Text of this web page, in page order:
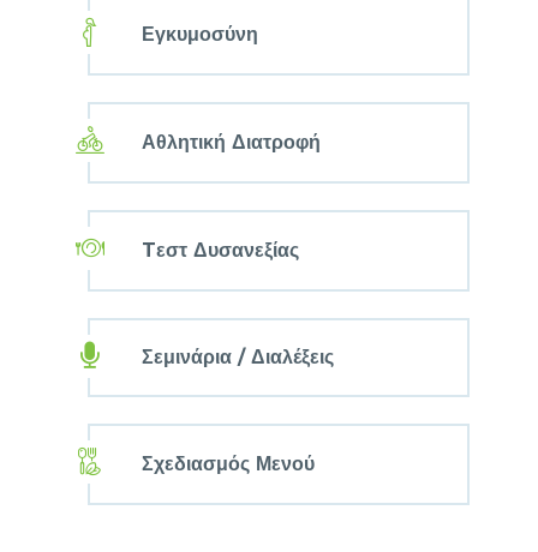
Εγκυμοσύνη
Αθλητική Διατροφή
Tεστ Δυσανεξίας
Σεμινάρια / Διαλέξεις
Σχεδιασμός Μενού